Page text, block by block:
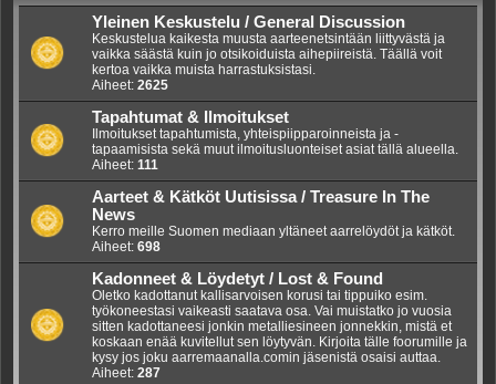
Yleinen Keskustelu / General Discussion
Keskustelua kaikesta muusta aarteenetsintään liittyvästä ja
vaikka säästä kuin jo otsikoiduista aihepiireistä. Täällä voit
kertoa vaikka muista harrastuksistasi.
Aiheet: 2625
Tapahtumat & Ilmoitukset
Ilmoitukset tapahtumista, yhteispiipparoinneista ja -
tapaamisista sekä muut ilmoitusluonteiset asiat tällä alueella.
Aiheet: 111
Aarteet & Kätköt Uutisissa / Treasure In The
News
Kerro meille Suomen mediaan yltäneet aarrelöydöt ja kätköt.
Aiheet: 698
Kadonneet & Löydetyt / Lost & Found
Oletko kadottanut kallisarvoisen korusi tai tippuiko esim.
työkoneestasi vaikeasti saatava osa. Vai muistatko jo vuosia
sitten kadottaneesi jonkin metalliesineen jonnekkin, mistä et
koskaan enää kuvitellut sen löytyvän. Kirjoita tälle foorumille ja
kysy jos joku aarremaanalla.comin jäsenistä osaisi auttaa.
Aiheet: 287